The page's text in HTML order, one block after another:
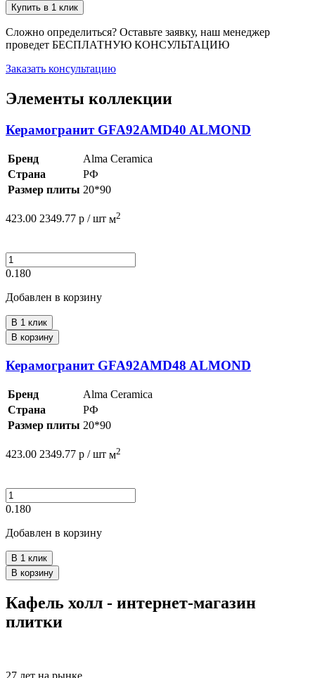
Купить в 1 клик
Сложно определиться? Оставьте заявку, наш менеджер
проведет БЕСПЛАТНУЮ КОНСУЛЬТАЦИЮ
Заказать консультацию
Элементы коллекции
Керамогранит GFA92AMD40 ALMOND
Бренд
Alma Ceramica
Страна
РФ
Размер плиты 20*90
423.00 2349.77 р / шт м2
0.180
Добавлен в корзину
В 1 клик
В корзину
Керамогранит GFA92AMD48 ALMOND
Бренд
Alma Ceramica
Страна
РФ
Размер плиты 20*90
423.00 2349.77 р / шт м2
0.180
Добавлен в корзину
В 1 клик
В корзину
Кафель холл - интернет-магазин
плитки